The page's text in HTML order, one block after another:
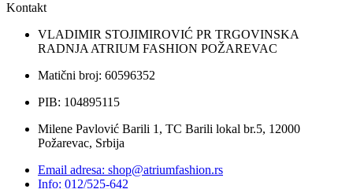
Kontakt
VLADIMIR STOJIMIROVIĆ PR TRGOVINSKA
RADNJA ATRIUM FASHION POŽAREVAC
Matični broj: 60596352
PIB: 104895115
Milene Pavlović Barili 1, TC Barili lokal br.5, 12000
Požarevac, Srbija
Email adresa: shop@atriumfashion.rs
Info: 012/525-642